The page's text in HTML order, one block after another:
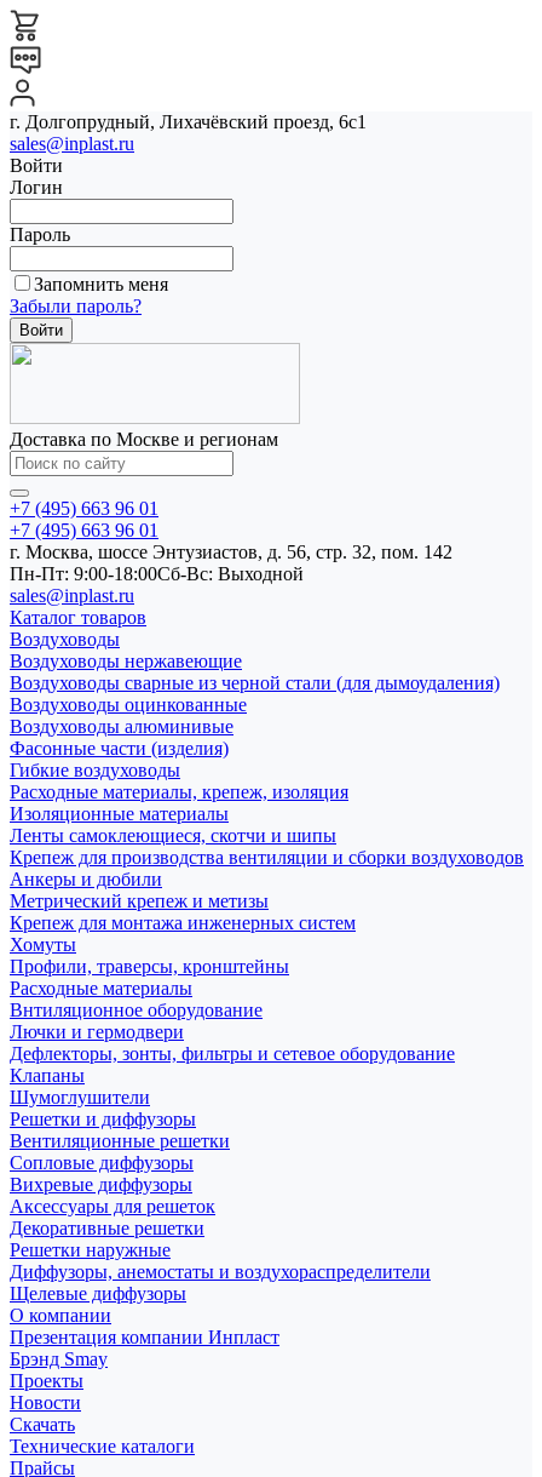
г. Долгопрудный, Лихачёвский проезд, 6с1
sales@inplast.ru
Войти
Логин
Пароль
Запомнить меня
Забыли пароль?
Доставка по Москве и регионам
+7 (495) 663 96 01
+7 (495) 663 96 01
г. Москва, шоссе Энтузиастов, д. 56, стр. 32, пом. 142
Пн-Пт: 9:00-18:00Cб-Вс: Выходной
sales@inplast.ru
Каталог товаров
Воздуховоды
Воздуховоды нержавеющие
Воздуховоды сварные из черной стали (для дымоудаления)
Воздуховоды оцинкованные
Воздуховоды алюминивые
Фасонные части (изделия)
Гибкие воздуховоды
Расходные материалы, крепеж, изоляция
Изоляционные материалы
Ленты самоклеющиеся, скотчи и шипы
Крепеж для производства вентиляции и сборки воздуховодов
Анкеры и дюбили
Метрический крепеж и метизы
Крепеж для монтажа инженерных систем
Хомуты
Профили, траверсы, кронштейны
Расходные материалы
Внтиляционное оборудование
Лючки и гермодвери
Дефлекторы, зонты, фильтры и сетевое оборудование
Клапаны
Шумоглушители
Решетки и диффузоры
Вентиляционные решетки
Сопловые диффузоры
Вихревые диффузоры
Аксессуары для решеток
Декоративные решетки
Решетки наружные
Диффузоры, анемостаты и воздухораспределители
Щелевые диффузоры
О компании
Презентация компании Инпласт
Брэнд Smay
Проекты
Новости
Скачать
Технические каталоги
Прайсы